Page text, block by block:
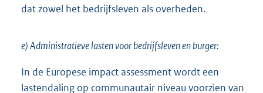
dat zowel het bedrijfsleven als overheden.
e) Administratieve lasten voor bedrijfsleven en burger:
In de Europese impact assessment wordt een
lastendaling op communautair niveau voorzien van